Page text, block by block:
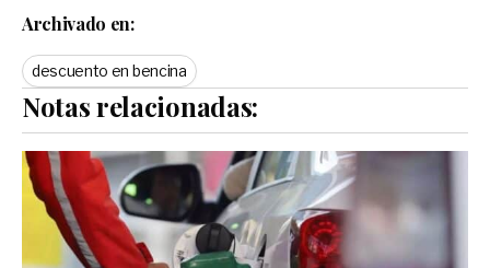
Archivado en:
descuento en bencina
Notas relacionadas: